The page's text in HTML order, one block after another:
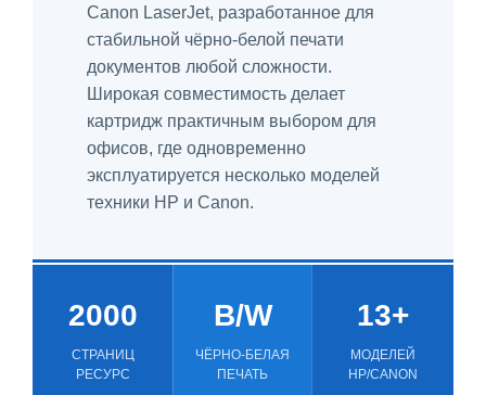
Canon LaserJet, разработанное для
стабильной чёрно-белой печати
документов любой сложности.
Широкая совместимость делает
картридж практичным выбором для
офисов, где одновременно
эксплуатируется несколько моделей
техники HP и Canon.
2000
СТРАНИЦ
РЕСУРС
B/W
ЧЁРНО-БЕЛАЯ
ПЕЧАТЬ
13+
МОДЕЛЕЙ
HP/CANON